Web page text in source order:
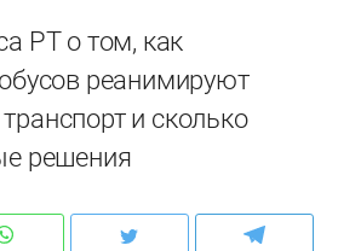
РТ о том, как
реанимируют
и сколько
решения